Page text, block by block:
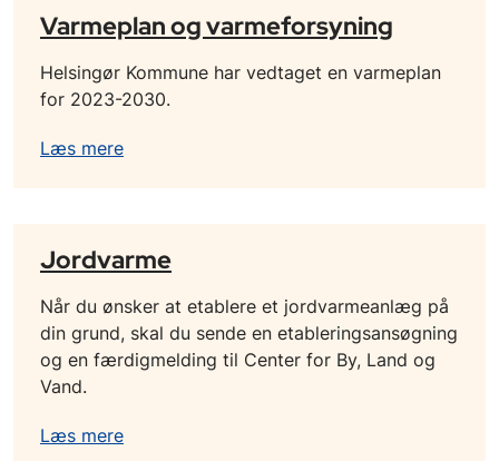
Varmeplan og varmeforsyning
Helsingør Kommune har vedtaget en varmeplan
for 2023-2030.
Læs mere
Jordvarme
Når du ønsker at etablere et jordvarmeanlæg på
din grund, skal du sende en etableringsansøgning
og en færdigmelding til Center for By, Land og
Vand.
Læs mere